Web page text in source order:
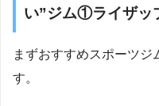
い”ジム①ライザ
まずおすすめスポーツ
す。